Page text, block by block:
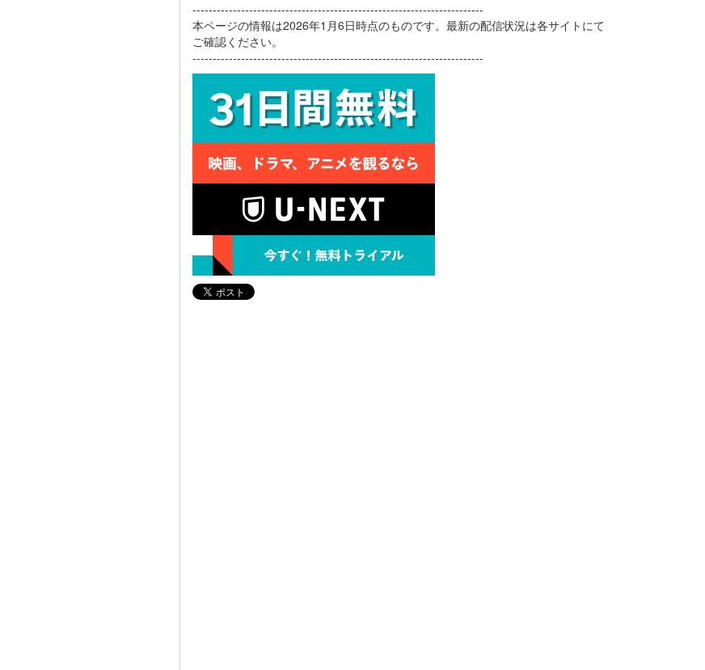
------------------------------------------------------------------------
本ページの情報は2026年1月6日時点のものです。最新の配信状況は各サイトにて
ご確認ください。
------------------------------------------------------------------------